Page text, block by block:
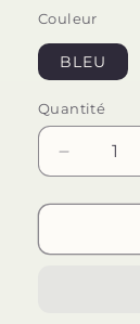
Couleur
BLEU
Quantité
Quantité
Réduire
la
quantité